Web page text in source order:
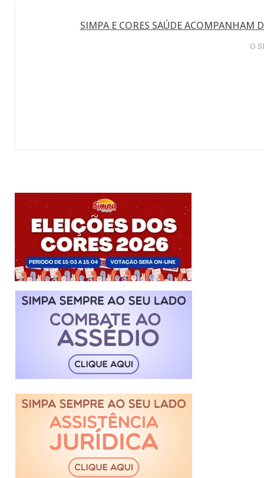
SIMPA E CORES SAÚDE ACOMPANHAM
O